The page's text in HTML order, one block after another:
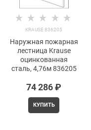
KRAUSE 836205
Наружная пожарная
лестница Krause
оцинкованная
сталь, 4,76м 836205
74 286 ₽
КУПИТЬ